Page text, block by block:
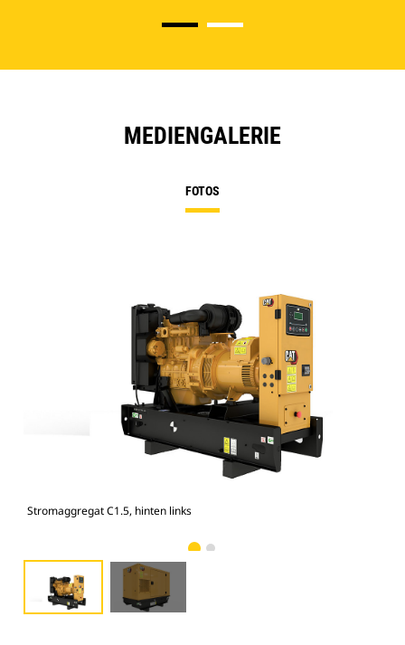
MEDIENGALERIE
FOTOS
Stromaggregat C1.5, hinten links